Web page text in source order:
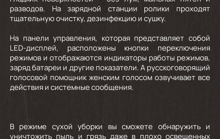
разводов. На зарядной станции ролики проходят
тщательную очистку, дезинфекцию и сушку.
На панели управления, которая представляет собой
LED-дисплей, расположены кнопки переключения
режимов и отображаются индикаторы работы режимов,
заряд батареи и другие показатели. А русскоговорящий
голосовой помощник женским голосом озвучивает все
действия и системные сообщения.
В режиме сухой уборки вы сможете обнаружить и
уничтожить пыль и грязь даже в плохо освещенных